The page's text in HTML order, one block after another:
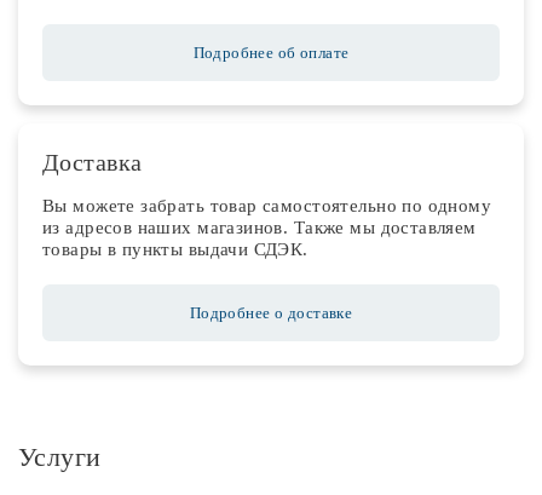
Подробнее об оплате
Доставка
Вы можете забрать товар самостоятельно по одному
из адресов наших магазинов. Также мы доставляем
товары в пункты выдачи СДЭК.
Подробнее о доставке
Услуги